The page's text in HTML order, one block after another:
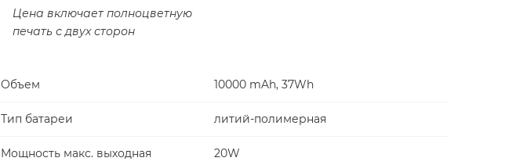
Цена включает полноцветную
печать с двух сторон
Объем 10000 mAh, 37Wh
Тип батареи литий-полимерная
Мощность макс. выходная 20W